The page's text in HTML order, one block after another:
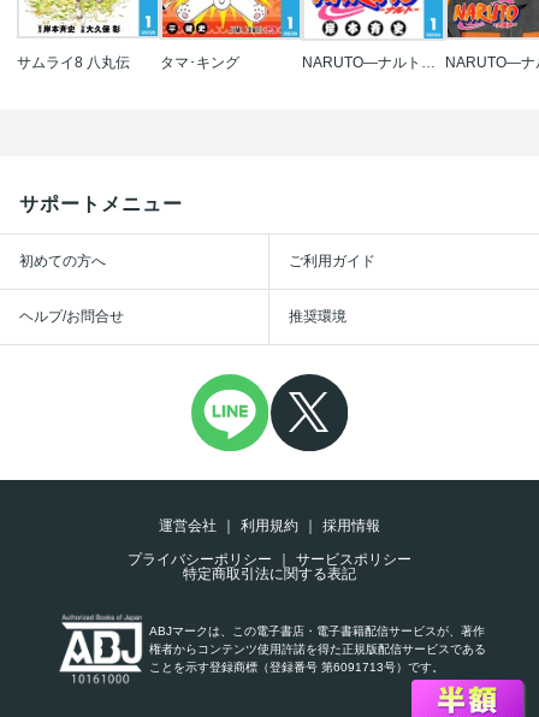
サムライ8 八丸伝 タマ･キング NARUTO―ナルト― モノクロ版
サポートメニュー
初めての方へ ご利用ガイド
ヘルプ/お問合せ 推奨環境
運営会社 利用規約
採用情報
プライバシーポリシー
サービスポリシー
特定商取引法に関する表記
ABJマークは、この電子書店・電子書籍配信サービスが、著作
権者からコンテンツ使用許諾を得た正規版配信サービスである
ことを示す登録商標（登録番号 第6091713号）です。